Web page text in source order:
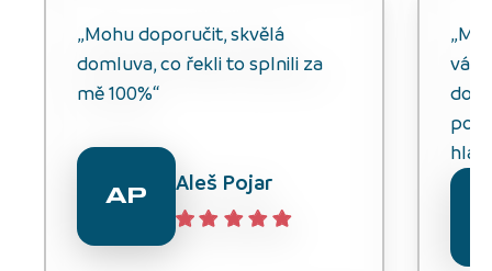
„Mohu doporučit, skvělá
domluva, co řekli to splnili za
mě 100%“
AP Aleš Pojar
do